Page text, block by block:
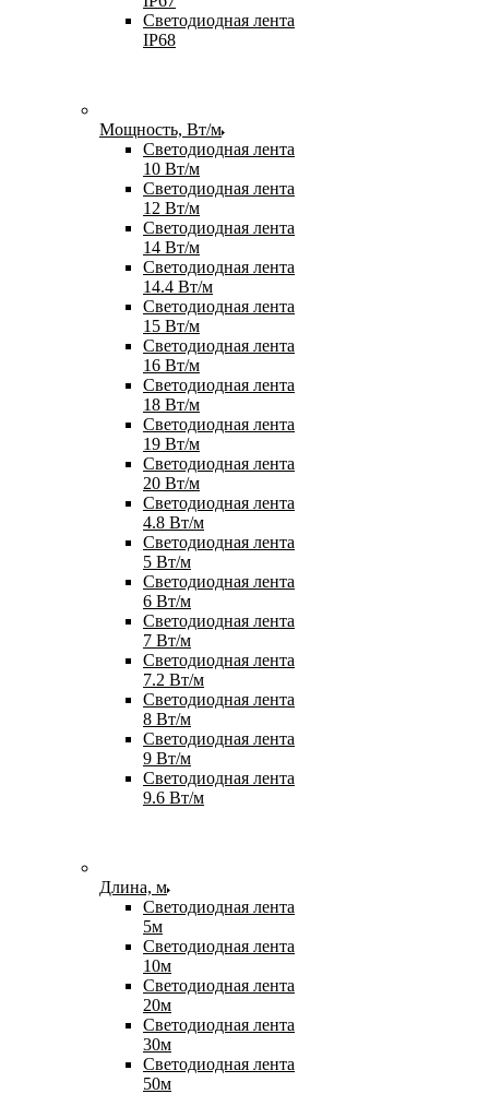
Светодиодная лента
IP68
Мощность, Вт/м
Светодиодная лента
10 Вт/м
Светодиодная лента
12 Вт/м
Светодиодная лента
14 Вт/м
Светодиодная лента
14.4 Вт/м
Светодиодная лента
15 Вт/м
Светодиодная лента
16 Вт/м
Светодиодная лента
18 Вт/м
Светодиодная лента
19 Вт/м
Светодиодная лента
20 Вт/м
Светодиодная лента
4.8 Вт/м
Светодиодная лента
5 Вт/м
Светодиодная лента
6 Вт/м
Светодиодная лента
7 Вт/м
Светодиодная лента
7.2 Вт/м
Светодиодная лента
8 Вт/м
Светодиодная лента
9 Вт/м
Светодиодная лента
9.6 Вт/м
Длина, м
Светодиодная лента
5м
Светодиодная лента
10м
Светодиодная лента
20м
Светодиодная лента
30м
Светодиодная лента
50м